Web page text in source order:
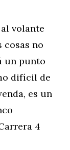
volante
cosas no
un punto
difícil de
es un
4